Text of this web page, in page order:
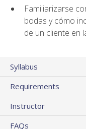
Familiarizarse
bodas y cómo
de un cliente en
Syllabus
Requirements
Instructor
FAQs